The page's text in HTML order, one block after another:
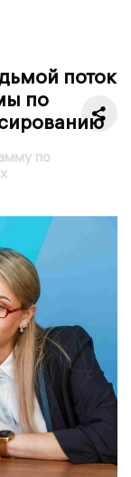
поток
по
по